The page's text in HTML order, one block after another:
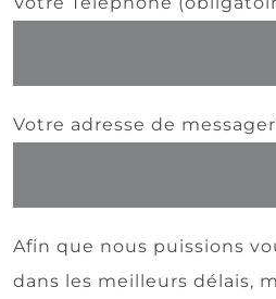
Votre adresse de
Afin que nous puissions
dans les meilleurs délais,